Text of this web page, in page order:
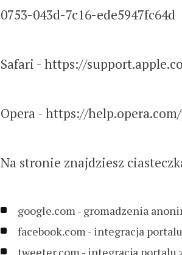
0753-043d-7c16-ede5947fc64d
Safari - https://
Opera - https://
Na stronie znajdziesz
google.com - gromadzenia
facebook.com - integracja
tweeter.com - integracja portalu